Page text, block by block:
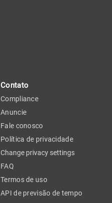
Contato
Compliance
Anuncie
Fale conosco
Política de privacidade
Change privacy settings
FAQ
Termos de uso
API de previsão de tempo